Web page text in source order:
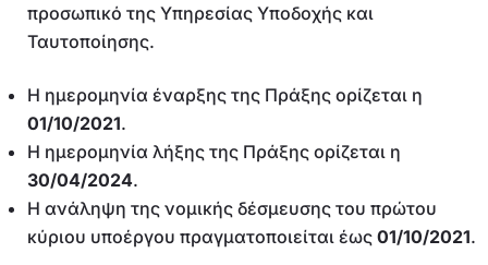
προσωπικό της Υπηρεσίας Υποδοχής και
Ταυτοποίησης.
Η ημερομηνία έναρξης της Πράξης ορίζεται η
01/10/2021.
Η ημερομηνία λήξης της Πράξης ορίζεται η
30/04/2024.
Η ανάληψη της νομικής δέσμευσης του πρώτου
κύριου υποέργου πραγματοποιείται έως 01/10/2021.